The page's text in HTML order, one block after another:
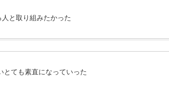
と取り組みたかった
とても素直になっていった